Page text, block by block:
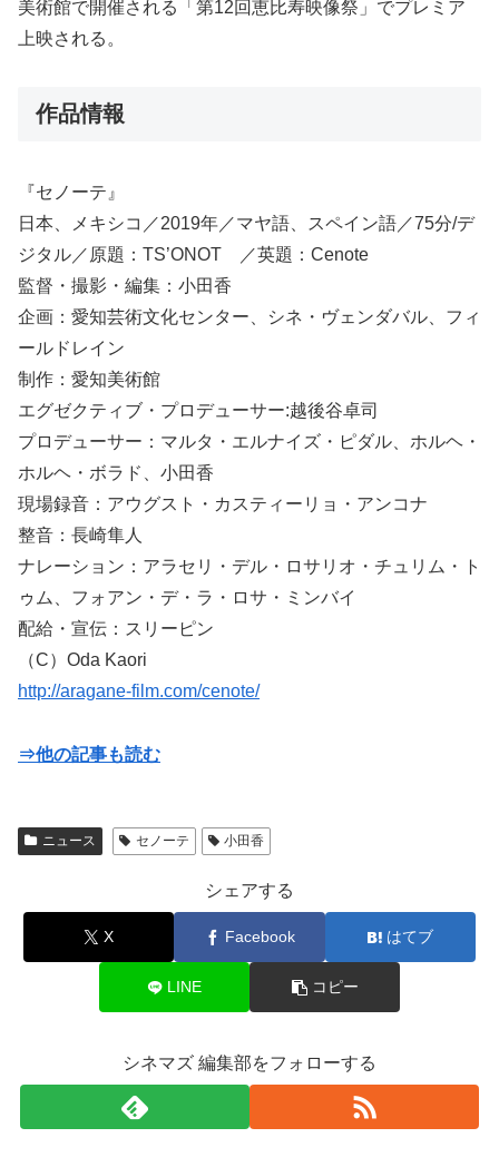
美術館で開催される「第12回恵比寿映像祭」でプレミア
上映される。
作品情報
『セノーテ』
日本、メキシコ／2019年／マヤ語、スペイン語／75分/デ
ジタル／原題：TS’ONOT ／英題：Cenote
監督・撮影・編集：小田香
企画：愛知芸術文化センター、シネ・ヴェンダバル、フィ
ールドレイン
制作：愛知美術館
エグゼクティブ・プロデューサー:越後谷卓司
プロデューサー：マルタ・エルナイズ・ピダル、ホルヘ・
ホルヘ・ボラド、小田香
現場録音：アウグスト・カスティーリョ・アンコナ
整音：長崎隼人
ナレーション：アラセリ・デル・ロサリオ・チュリム・ト
ゥム、フォアン・デ・ラ・ロサ・ミンバイ
配給・宣伝：スリーピン
（C）Oda Kaori
http://aragane-film.com/cenote/
⇒他の記事も読む
ニュース セノーテ 小田香
シェアする
X Facebook はてブ
LINE コピー
シネマズ 編集部をフォローする